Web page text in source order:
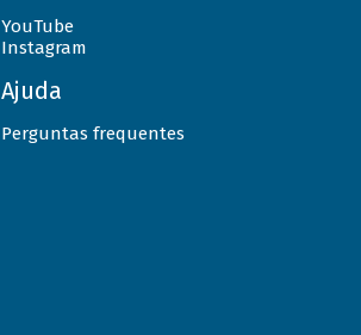
YouTube
Instagram
Ajuda
Perguntas frequentes